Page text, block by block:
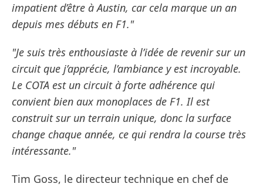
impatient d’être à Austin, car cela marque un an
depuis mes débuts en F1."
"Je suis très enthousiaste à l’idée de revenir sur un
circuit que j’apprécie, l’ambiance y est incroyable.
Le COTA est un circuit à forte adhérence qui
convient bien aux monoplaces de F1. Il est
construit sur un terrain unique, donc la surface
change chaque année, ce qui rendra la course très
intéressante."
Tim Goss, le directeur technique en chef de